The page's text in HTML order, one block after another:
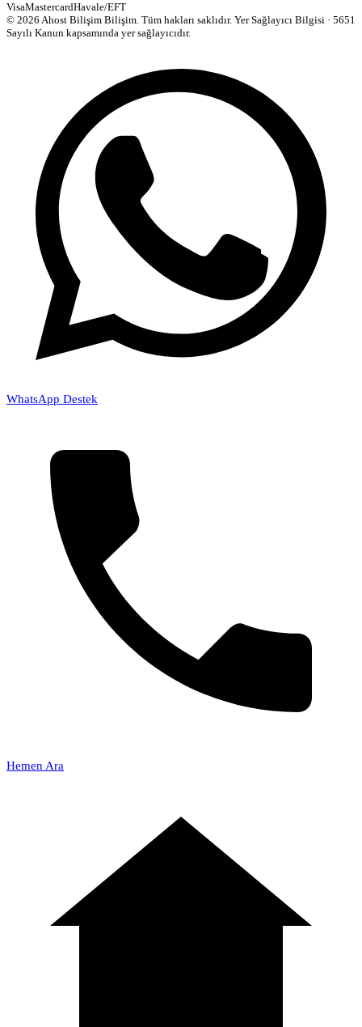
VisaMastercardHavale/EFT
© 2026 Ahost Bilişim Bilişim. Tüm hakları saklıdır. Yer Sağlayıcı Bilgisi · 5651
Sayılı Kanun kapsamında yer sağlayıcıdır.
WhatsApp Destek
Hemen Ara